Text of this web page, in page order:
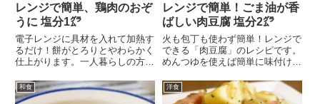
レンジで簡単、鶏肉のおぞ
うに 塩分1㌘
電子レンジに具材を入れて加熱す
るだけ！餅がとろりとやわらかく
仕上がります。一人暮らしの方に
レンジで簡単！ごま油が香
ばしい肉豆腐 塩分2㌘
火も包丁も使わず簡単！レンジで
できる「肉豆腐」のレシピです。
めんつゆを使えば簡単に味付けが
和食 洋食